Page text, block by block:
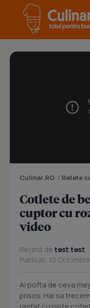
Culinar.RO / Retete
Cotlete de
cuptor cu
video
Rețetă de test test
Publicat: 12
Ai pofta de ceva
prisos. Hai sa